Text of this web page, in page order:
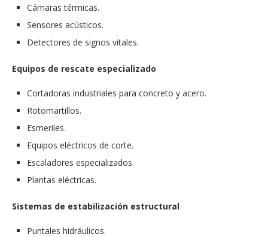
Cámaras térmicas.
Sensores acústicos.
Detectores de signos vitales.
Equipos de rescate especializado
Cortadoras industriales para concreto y acero.
Rotomartillos.
Esmeriles.
Equipos eléctricos de corte.
Escaladores especializados.
Plantas eléctricas.
Sistemas de estabilización estructural
Puntales hidráulicos.